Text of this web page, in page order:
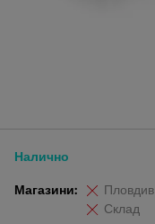
Налично
Магазини: Пловдив
Склад